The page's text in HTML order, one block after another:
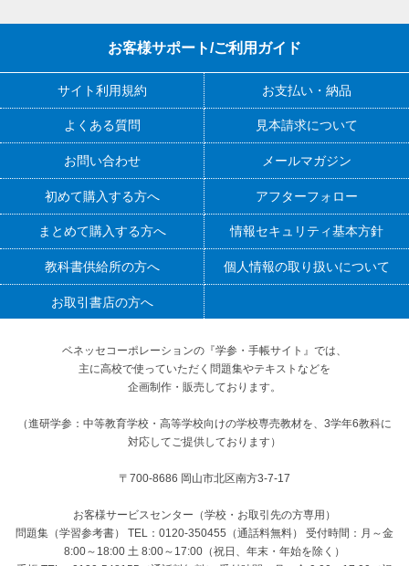
お客様サポート/ご利用ガイド
サイト利用規約 お支払い・納品
よくある質問 見本請求について
お問い合わせ メールマガジン
初めて購入する方へ アフターフォロー
まとめて購入する方へ 情報セキュリティ基本方針
教科書供給所の方へ 個人情報の取り扱いについて
お取引書店の方へ
ベネッセコーポレーションの『学参・手帳サイト』 では、
主に高校で使っていただく問題集やテキストなどを
企画制作・販売しております。
（進研学参：中等教育学校・高等学校向けの学校専売教材を、3学年6教科に
対応してご提供しております）
〒700-8686 岡山市北区南方3-7-17
お客様サービスセンター（学校・お取引先の方専用）
問題集（学習参考書） TEL：0120-350455（通話料無料） 受付時間：月～金
8:00～18:00 土 8:00～17:00（祝日、年末・年始を除く）